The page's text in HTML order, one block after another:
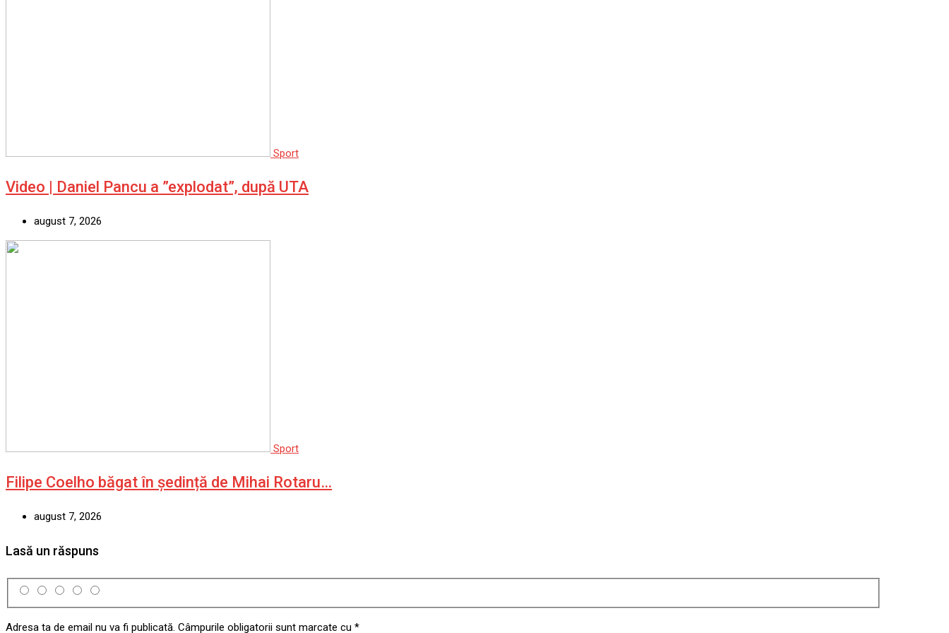
Sport
Video | Daniel Pancu a ”explodat”, după UTA
august 7, 2026
Sport
Filipe Coelho băgat în ședință de Mihai Rotaru…
august 7, 2026
Lasă un răspuns
Adresa ta de email nu va fi publicată. Câmpurile obligatorii sunt marcate cu *